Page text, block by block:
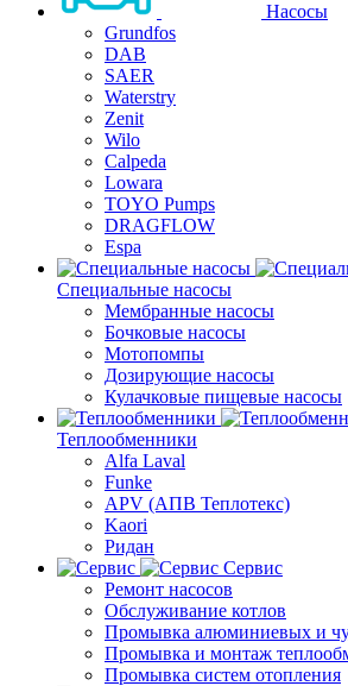
Насосы
Grundfos
DAB
SAER
Waterstry
Zenit
Wilo
Calpeda
Lowara
TOYO Pumps
DRAGFLOW
Espa
Специальные насосы
Мембранные насосы
Бочковые насосы
Мотопомпы
Дозирующие насосы
Кулачковые пищевые насосы
Теплообменники
Alfa Laval
Funke
APV (АПВ Теплотекс)
Kaori
Ридан
Сервис
Ремонт насосов
Обслуживание котлов
Промывка алюминиевых и
Промывка и монтаж
Промывка систем отопления